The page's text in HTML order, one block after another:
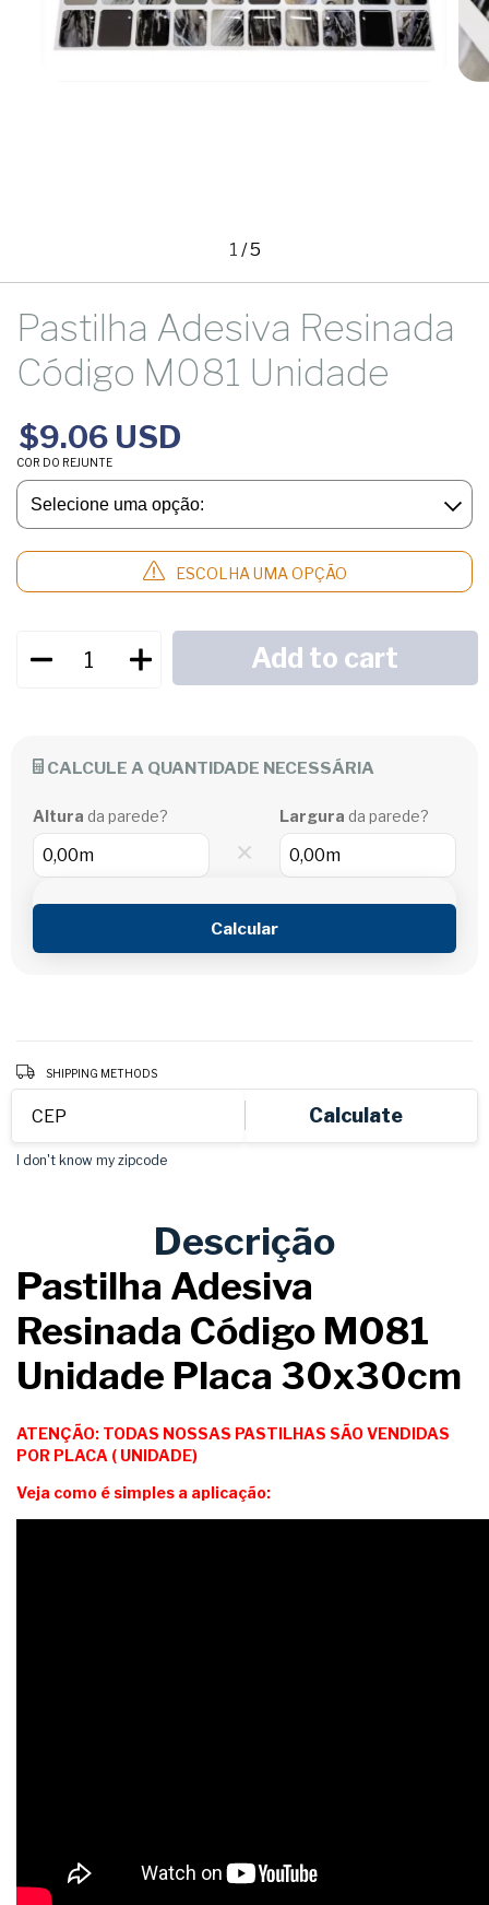
1 /5
Pastilha Adesiva Resinada
Código M081 Unidade
$9.06 USD
COR DO REJUNTE
ESCOLHA UMA OPÇÃO
CALCULE A QUANTIDADE NECESSÁRIA
Altura da parede?
×
Largura da parede?
Calcular
Shipping for zipcode:
SHIPPING METHODS
Calculate
I don't know my zipcode
Descrição
Pastilha Adesiva
Resinada Código M081
Unidade Placa 30x30cm
ATENÇÃO: TODAS NOSSAS PASTILHAS SÃO VENDIDAS
POR PLACA ( UNIDADE)
Veja como é simples a aplicação: